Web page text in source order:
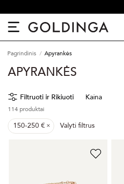
Pagrindinis Apyrankės
APYRANKĖS
Filtruoti ir Rikiuoti Kaina
114produktai
150-250 € Valyti filtrus